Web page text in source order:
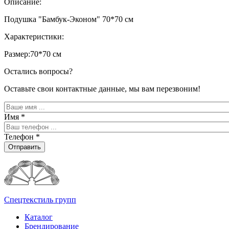
Описание:
Подушка "Бамбук-Эконом" 70*70 см
Характеристики:
Размер:70*70 см
Остались вопросы?
Оставьте свои контактные данные, мы вам перезвоним!
Имя *
Телефон *
Отправить
Спецтекстиль групп
Каталог
Брендирование